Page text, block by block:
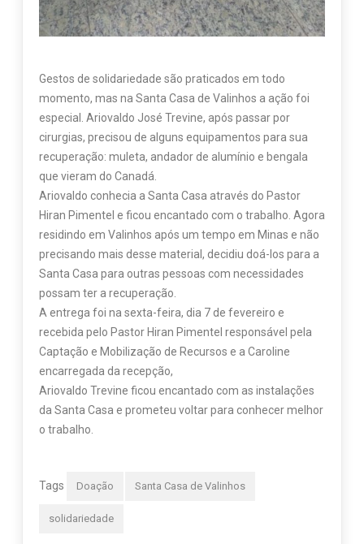
Gestos de solidariedade são praticados em todo
momento, mas na Santa Casa de Valinhos a ação foi
especial. Ariovaldo José Trevine, após passar por
cirurgias, precisou de alguns equipamentos para sua
recuperação: muleta, andador de alumínio e bengala
que vieram do Canadá.
Ariovaldo conhecia a Santa Casa através do Pastor
Hiran Pimentel e ficou encantado com o trabalho. Agora
residindo em Valinhos após um tempo em Minas e não
precisando mais desse material, decidiu doá-los para a
Santa Casa para outras pessoas com necessidades
possam ter a recuperação.
A entrega foi na sexta-feira, dia 7 de fevereiro e
recebida pelo Pastor Hiran Pimentel responsável pela
Captação e Mobilização de Recursos e a Caroline
encarregada da recepção,
Ariovaldo Trevine ficou encantado com as instalações
da Santa Casa e prometeu voltar para conhecer melhor
o trabalho.
Tags Doação Santa Casa de Valinhos
solidariedade